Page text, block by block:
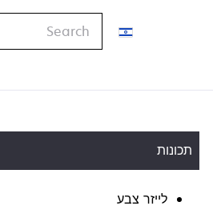
Search
תכונות
לייזר צבע